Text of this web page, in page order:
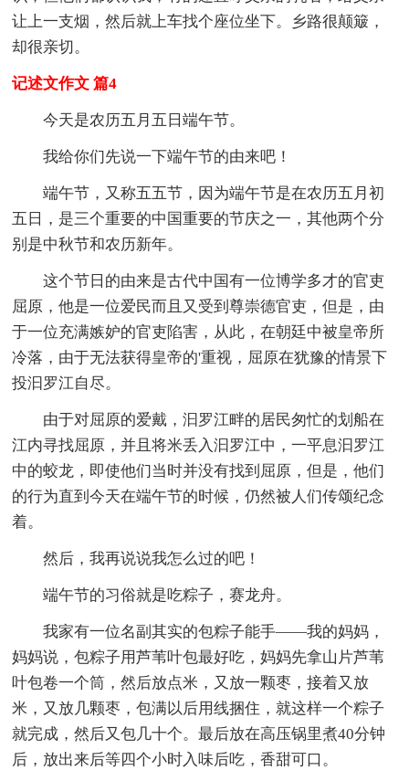
让上一支烟，然后就上车找个座位坐下。乡路很颠簸，
却很亲切。
记述文作文 篇4
今天是农历五月五日端午节。
我给你们先说一下端午节的由来吧！
端午节，又称五五节，因为端午节是在农历五月初
五日，是三个重要的中国重要的节庆之一，其他两个分
别是中秋节和农历新年。
这个节日的由来是古代中国有一位博学多才的官吏
屈原，他是一位爱民而且又受到尊崇德官吏，但是，由
于一位充满嫉妒的官吏陷害，从此，在朝廷中被皇帝所
冷落，由于无法获得皇帝的'重视，屈原在犹豫的情景下
投汩罗江自尽。
由于对屈原的爱戴，汩罗江畔的居民匆忙的划船在
江内寻找屈原，并且将米丢入汩罗江中，一平息汩罗江
中的蛟龙，即使他们当时并没有找到屈原，但是，他们
的行为直到今天在端午节的时候，仍然被人们传颂纪念
着。
然后，我再说说我怎么过的吧！
端午节的习俗就是吃粽子，赛龙舟。
我家有一位名副其实的包粽子能手——我的妈妈，
妈妈说，包粽子用芦苇叶包最好吃，妈妈先拿山片芦苇
叶包卷一个筒，然后放点米，又放一颗枣，接着又放
米，又放几颗枣，包满以后用线捆住，就这样一个粽子
就完成，然后又包几十个。最后放在高压锅里煮40分钟
后，放出来后等四个小时入味后吃，香甜可口。